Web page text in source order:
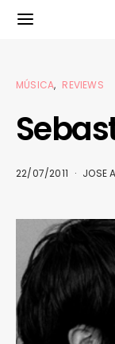
MÚSICA REVIEWS
22/07/2011 JOSE